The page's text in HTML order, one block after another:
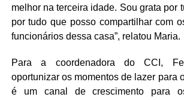
melhor na terceira idade. Sou grata por
por tudo que posso compartilhar com
funcionários dessa casa”, relatou Maria.
Para a coordenadora do CCI,
oportunizar os momentos de lazer para
é um canal de crescimento para